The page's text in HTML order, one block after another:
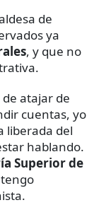
de
ya
, y que no
atajar de
cuentas, yo
liberada del
hablando.
Superior de